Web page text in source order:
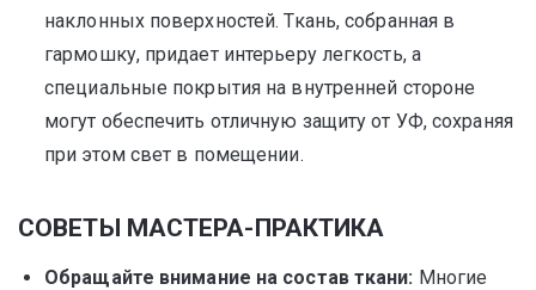
наклонных поверхностей. Ткань, собранная в
гармошку, придает интерьеру легкость, а
специальные покрытия на внутренней стороне
могут обеспечить отличную защиту от УФ, сохраняя
при этом свет в помещении.
СОВЕТЫ МАСТЕРА-ПРАКТИКА
Обращайте внимание на состав ткани: Многие